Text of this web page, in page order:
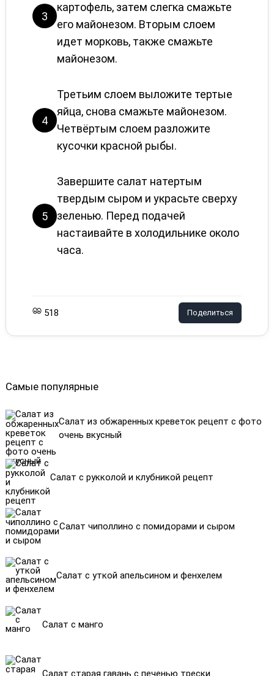
Самые популярные
Салат из обжаренных креветок рецепт с фото
очень вкусный
Салат с рукколой и клубникой рецепт
Салат чиполлино с помидорами и сыром
Салат с уткой апельсином и фенхелем
Салат с манго
Салат старая гавань с печенью трески
3
картофель, затем слегка смажьте
его майонезом. Вторым слоем
идет морковь, также смажьте
майонезом.
4
Третьим слоем выложите тертые
яйца, снова смажьте майонезом.
Четвёртым слоем разложите
кусочки красной рыбы.
5
Завершите салат натертым
твердым сыром и украсьте сверху
зеленью. Перед подачей
настаивайте в холодильнике около
часа.
518 Поделиться